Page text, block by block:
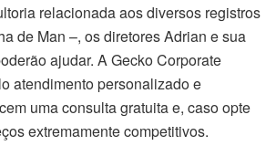
relacionada aos diversos registros
de Man –, os diretores Adrian e sua
ajudar. A Gecko Corporate
atendimento personalizado e
uma consulta gratuita e, caso opte
extremamente competitivos.